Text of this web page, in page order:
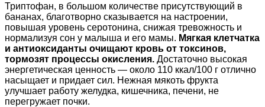
Триптофан, в большом количестве присутствующий в
бананах, благотворно сказывается на настроении,
повышая уровень серотонина, снижая тревожность и
нормализуя сон у малыша и его мамы. Мягкая клетчатка
и антиоксиданты очищают кровь от токсинов,
тормозят процессы окисления. Достаточно высокая
энергетическая ценность — около 110 ккал/100 г отлично
насыщает и придает сил. Нежная мякоть фрукта
улучшает работу желудка, кишечника, печени, не
перегружает почки.